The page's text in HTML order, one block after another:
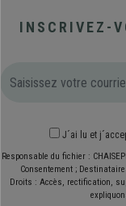
INSCRIVEZ-
J´ai lu et
Responsable du fichier :
Consentement ;
Droits : Accès, rectification,